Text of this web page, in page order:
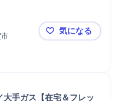
【建築設計
気になる
手ガス【在宅＆フレッ